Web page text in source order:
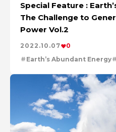
Special Feature :
The Challenge to
Power Vol.2
2022.10.07
0
Earth’s Abundant Energy